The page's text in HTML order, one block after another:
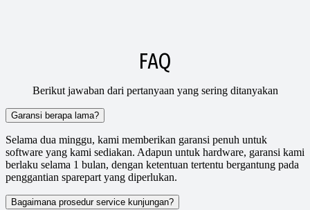
FAQ
Berikut jawaban dari pertanyaan yang sering ditanyakan
Garansi berapa lama?
Selama dua minggu, kami memberikan garansi penuh untuk
software yang kami sediakan. Adapun untuk hardware, garansi kami
berlaku selama 1 bulan, dengan ketentuan tertentu bergantung pada
penggantian sparepart yang diperlukan.
Bagaimana prosedur service kunjungan?